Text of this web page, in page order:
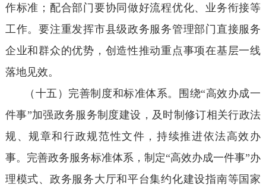
作标准；配合部门要协同做好流程优化、业务衔接等
工作。要注重发挥市县级政务服务管理部门直接服务
企业和群众的优势，创造性推动重点事项在基层一线
落地见效。
（十五）完善制度和标准体系。围绕“高效办成一
件事”加强政务服务制度建设，及时制修订相关行政法
规、规章和行政规范性文件，持续推进依法高效办
事。完善政务服务标准体系，制定“高效办成一件事”办
理模式、政务服务大厅和平台集约化建设指南等国家